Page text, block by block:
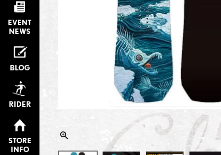
EVENT
NEWS
BLOG
RIDER
STORE
INFO